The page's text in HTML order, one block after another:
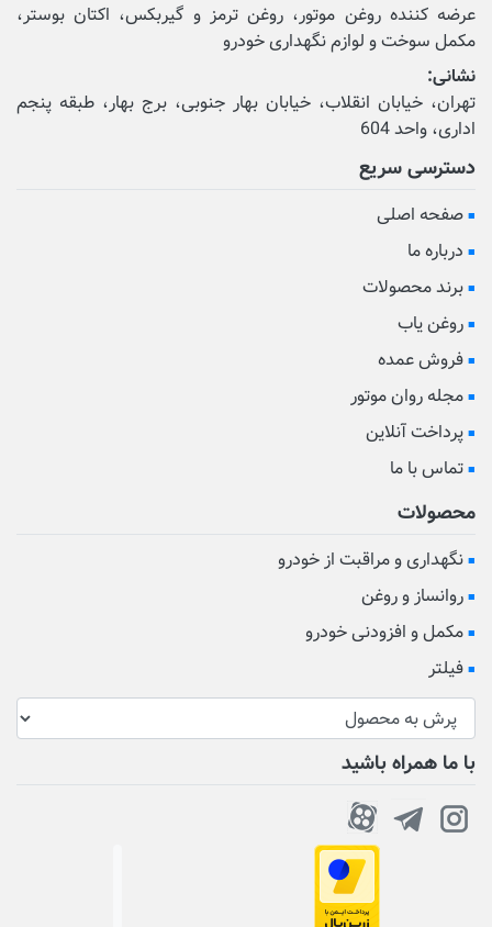
عرضه کننده روغن موتور، روغن ترمز و گیربکس، اکتان بوستر،
مکمل‌ سوخت و لوازم نگهداری خودرو
نشانی:
تهران، خیابان انقلاب، خیابان بهار جنوبی، برج بهار، طبقه پنجم
اداری، واحد 604
دسترسی سریع
صفحه اصلی
درباره ما
برند محصولات
روغن یاب
فروش عمده
مجله روان موتور
پرداخت آنلاین
تماس با ما
محصولات
نگهداری و مراقبت از خودرو
روانساز و روغن
مکمل و افزودنی خودرو
فیلتر
با ما همراه باشید